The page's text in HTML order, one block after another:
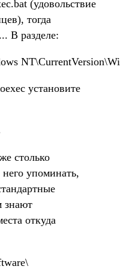
(удовольствие
тогда
В разделе:
установите
столько
упоминать,
знают
откуда